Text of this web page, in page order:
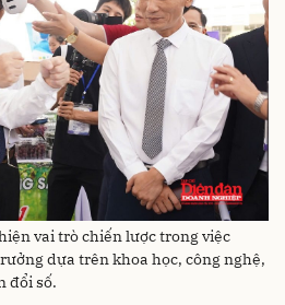
vai trò chiến lược trong việc
dựa trên khoa học, công nghệ,
đổi số.